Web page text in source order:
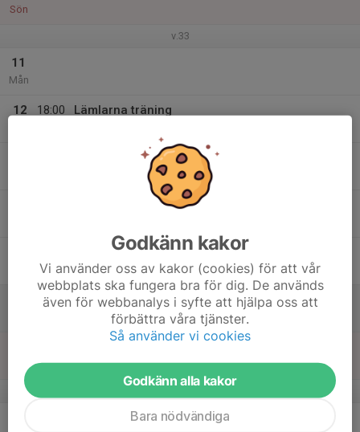
Sön
v.33
11
Mån
12
18:00
Lämlarna träning
19:00
Lämlarna träning
Rödstu hage
17:30
Rödstu hage
Godkänn kakor
Vi använder oss av kakor (cookies) för att vår
webbplats ska fungera bra för dig. De används
även för webbanalys i syfte att hjälpa oss att
förbättra våra tjänster.
Så använder vi cookies
Godkänn alla kakor
Bara nödvändiga